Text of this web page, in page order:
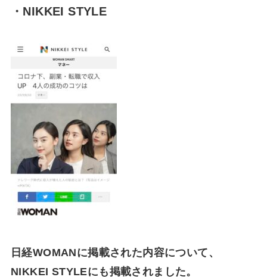
・NIKKEI STYLE
日経WOMANに掲載された内容について、
NIKKEI STYLEにも掲載されました。